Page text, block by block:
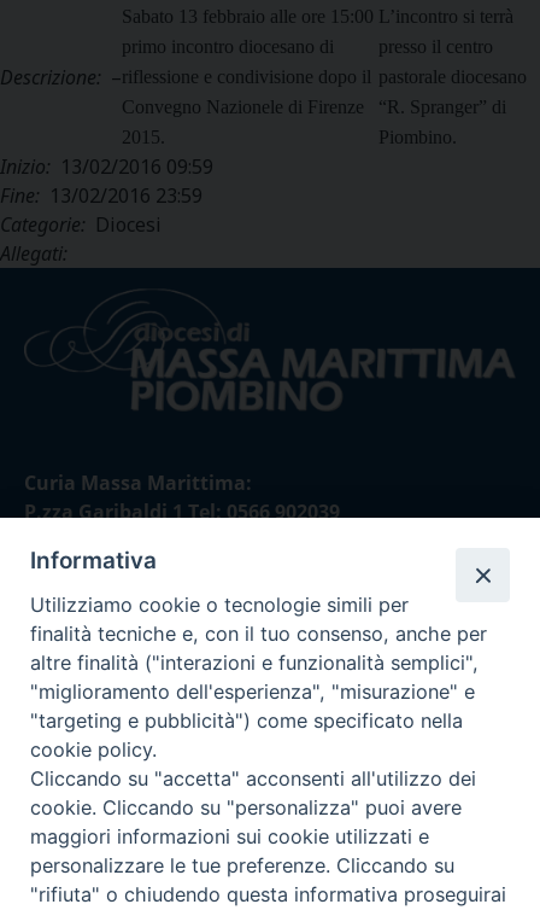
Descrizione: –
Sabato 13 febbraio alle ore 15:00
primo incontro diocesano di
riflessione e condivisione dopo il
Convegno Nazionele di Firenze
2015.
L’incontro si terrà
presso il centro
pastorale diocesano
“R. Spranger” di
Piombino.
Inizio: 13/02/2016 09:59
Fine: 13/02/2016 23:59
Categorie: Diocesi
Allegati:
Curia Massa Marittima:
P.zza Garibaldi 1 Tel: 0566 902039
Curia Piombino:
Via Don Minzoni,58/A Tel e Fax: 0565 32036
E-mail:
curia@diocesimassamarittima.it
Privacy policy - trasparenza
Informativa
Utilizziamo cookie o tecnologie simili per
finalità tecniche e, con il tuo consenso, anche per
altre finalità ("interazioni e funzionalità semplici",
"miglioramento dell'esperienza", "misurazione" e
"targeting e pubblicità") come specificato nella
cookie policy.
Cliccando su "accetta" acconsenti all'utilizzo dei
cookie. Cliccando su "personalizza" puoi avere
maggiori informazioni sui cookie utilizzati e
personalizzare le tue preferenze. Cliccando su
"rifiuta" o chiudendo questa informativa proseguirai